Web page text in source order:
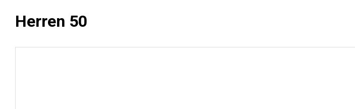
Herren 50